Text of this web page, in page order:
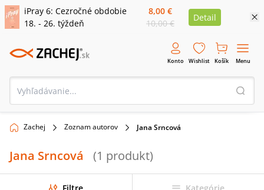
iPray 6: Cezročné obdobie
18. - 26. týždeň
8,00 €
10,00 €
Detail
Konto Wishlist Košík Menu
Zachej Zoznam autorov Jana Srncová
Jana Srncová (1 produkt)
Filtre Kategórie